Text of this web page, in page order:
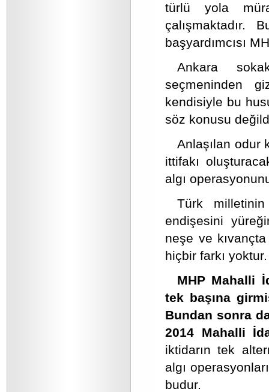
türlü yola
çalışmaktadır.
başyardımcısı
Ankara
seçmeninden
kendisiyle bu
söz konusu
Anlaşılan odur
ittifakı
algı
Türk
endişesini
neşe ve
hiçbir farkı yoktur.
MHP Mahalli
tek başına
Bundan sonra
2014 Mahalli
iktidarın tek
algı
budur.